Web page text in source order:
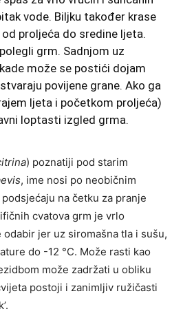
vode. Biljku također krase
proljeća do sredine ljeta.
grm. Sadnjom uz
može se postići dojam
povijene grane. Ako ga
ljeta i početkom proljeća)
loptasti izgled grma.
) poznatiji pod starim
, ime nosi po neobičnim
na četku za pranje
cvatova grm je vrlo
jer uz siromašna tla i sušu,
do -12 °C. Može rasti kao
može zadržati u obliku
postoji i zanimljiv ružičasti